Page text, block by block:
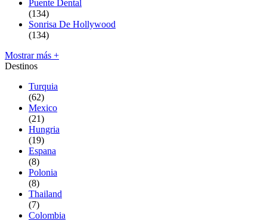
Puente Dental
(134)
Sonrisa De Hollywood
(134)
Mostrar más +
Destinos
Turquia
(62)
Mexico
(21)
Hungria
(19)
Espana
(8)
Polonia
(8)
Thailand
(7)
Colombia